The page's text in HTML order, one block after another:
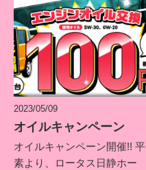
2023/05/09
オイルキャンペーン
オイルキャンペーン開催!! 平
素より、ロータス日静ホー